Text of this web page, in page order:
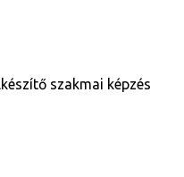
szakmai képzés